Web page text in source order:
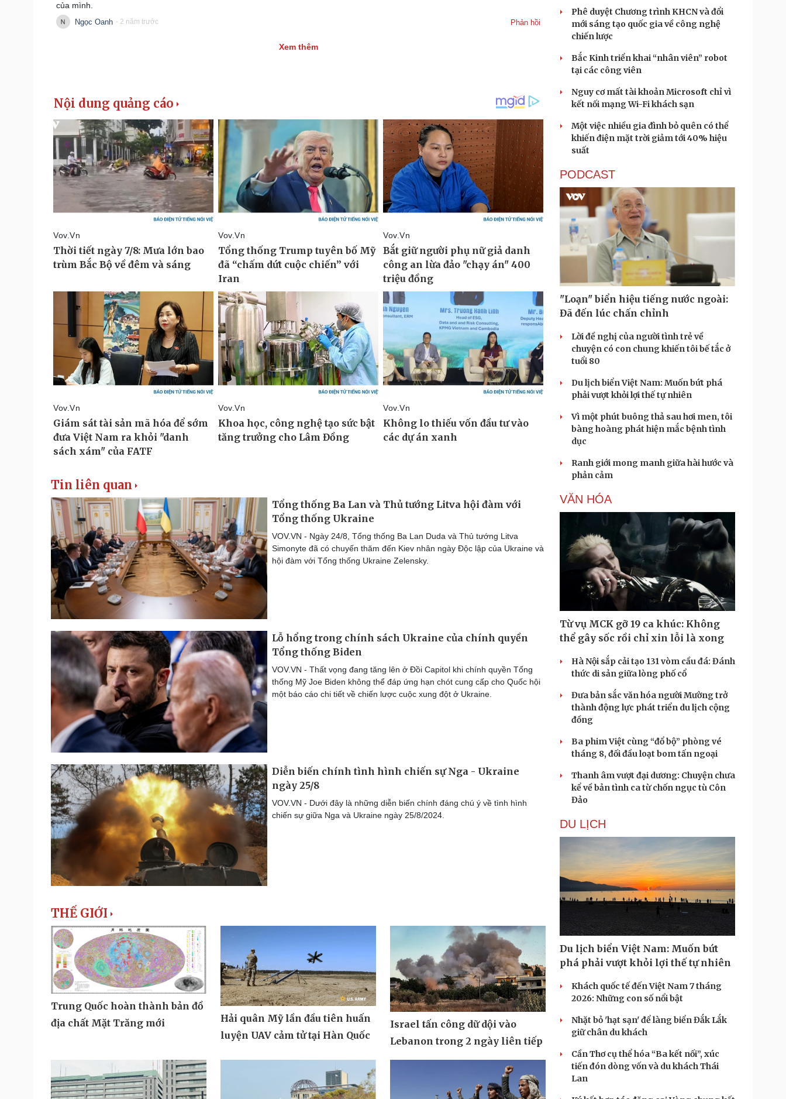
của mình.
Ngọc Oanh - 2 năm trước Phản hồi
Xem thêm
Tin liên quan
Tổng thống Ba Lan và Thủ tướng Litva hội đàm với
Tổng thống Ukraine
VOV.VN - Ngày 24/8, Tổng thống Ba Lan Duda và Thủ tướng Litva
Simonyte đã có chuyến thăm đến Kiev nhân ngày Độc lập của Ukraine và
hội đàm với Tổng thống Ukraine Zelensky.
Lỗ hổng trong chính sách Ukraine của chính quyền
Tổng thống Biden
VOV.VN - Thất vọng đang tăng lên ở Đồi Capitol khi chính quyền Tổng
thống Mỹ Joe Biden không thể đáp ứng hạn chót cung cấp cho Quốc hội
một báo cáo chi tiết về chiến lược cuộc xung đột ở Ukraine.
Diễn biến chính tình hình chiến sự Nga - Ukraine
ngày 25/8
VOV.VN - Dưới đây là những diễn biến chính đáng chú ý về tình hình
chiến sự giữa Nga và Ukraine ngày 25/8/2024.
THẾ GIỚI
Trung Quốc hoàn thành bản đồ
địa chất Mặt Trăng mới
Hải quân Mỹ lần đầu tiên huấn
luyện UAV cảm tử tại Hàn Quốc
Israel tấn công dữ dội vào
Lebanon trong 2 ngày liên tiếp
Phê duyệt Chương trình KHCN và đổi
mới sáng tạo quốc gia về công nghệ
chiến lược
Bắc Kinh triển khai “nhân viên” robot
tại các công viên
Nguy cơ mất tài khoản Microsoft chỉ vì
kết nối mạng Wi-Fi khách sạn
Một việc nhiều gia đình bỏ quên có thể
khiến điện mặt trời giảm tới 40% hiệu
suất
PODCAST
"Loạn" biển hiệu tiếng nước ngoài:
Đã đến lúc chấn chỉnh
Lời đề nghị của người tình trẻ về
chuyện có con chung khiến tôi bế tắc ở
tuổi 80
Du lịch biển Việt Nam: Muốn bứt phá
phải vượt khỏi lợi thế tự nhiên
Vì một phút buông thả sau hơi men, tôi
bàng hoàng phát hiện mắc bệnh tình
dục
Ranh giới mong manh giữa hài hước và
phản cảm
VĂN HÓA
Từ vụ MCK gỡ 19 ca khúc: Không
thể gây sốc rồi chỉ xin lỗi là xong
Hà Nội sắp cải tạo 131 vòm cầu đá: Đánh
thức di sản giữa lòng phố cổ
Đưa bản sắc văn hóa người Mường trở
thành động lực phát triển du lịch cộng
đồng
Ba phim Việt cùng “đổ bộ” phòng vé
tháng 8, đối đầu loạt bom tấn ngoại
Thanh âm vượt đại dương: Chuyện chưa
kể về bản tình ca từ chốn ngục tù Côn
Đảo
DU LỊCH
Du lịch biển Việt Nam: Muốn bứt
phá phải vượt khỏi lợi thế tự nhiên
Khách quốc tế đến Việt Nam 7 tháng
2026: Những con số nổi bật
Nhặt bỏ 'hạt sạn' để làng biển Đắk Lắk
giữ chân du khách
Cần Thơ cụ thể hóa “Ba kết nối”, xúc
tiến đón dòng vốn và du khách Thái
Lan